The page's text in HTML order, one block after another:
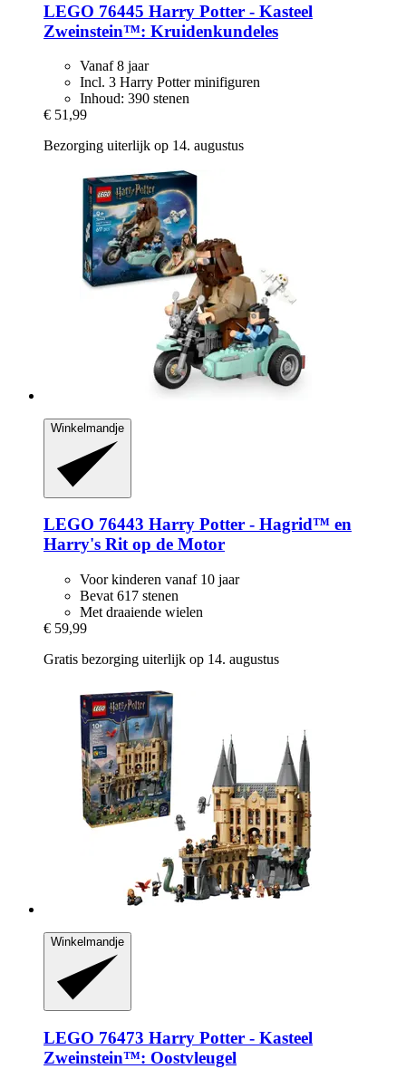
LEGO 76445 Harry Potter -​ Kasteel
Zweinstein™: Kruidenkundeles
Vanaf 8 jaar
Incl. 3 Harry Potter minifiguren
Inhoud: 390 stenen
€ 51,99
Bezorging uiterlijk op 14. augustus
Winkelmandje
LEGO 76443 Harry Potter -​ Hagrid™ en
Harry's Rit op de Motor
Voor kinderen vanaf 10 jaar
Bevat 617 stenen
Met draaiende wielen
€ 59,99
Gratis bezorging uiterlijk op 14. augustus
Winkelmandje
LEGO 76473 Harry Potter -​ Kasteel
Zweinstein™: Oostvleugel